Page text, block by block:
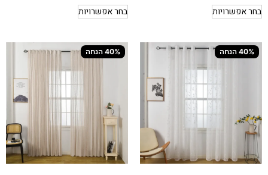
בחר אפשרויות בחר אפשרויות
40% הנחה 40% הנחה